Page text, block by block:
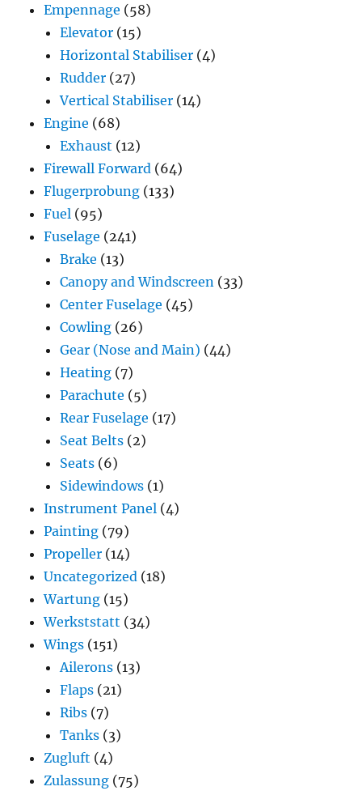
Empennage (58)
Elevator (15)
Horizontal Stabiliser (4)
Rudder (27)
Vertical Stabiliser (14)
Engine (68)
Exhaust (12)
Firewall Forward (64)
Flugerprobung (133)
Fuel (95)
Fuselage (241)
Brake (13)
Canopy and Windscreen (33)
Center Fuselage (45)
Cowling (26)
Gear (Nose and Main) (44)
Heating (7)
Parachute (5)
Rear Fuselage (17)
Seat Belts (2)
Seats (6)
Sidewindows (1)
Instrument Panel (4)
Painting (79)
Propeller (14)
Uncategorized (18)
Wartung (15)
Werkststatt (34)
Wings (151)
Ailerons (13)
Flaps (21)
Ribs (7)
Tanks (3)
Zugluft (4)
Zulassung (75)